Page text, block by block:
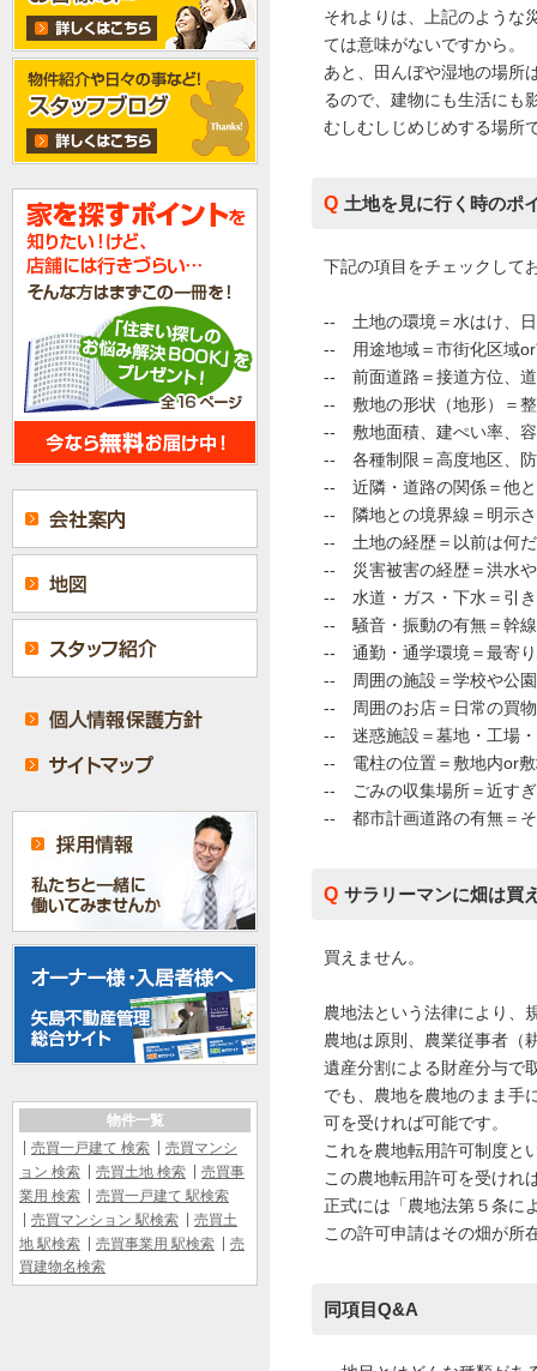
それよりは、上記のような
ては意味がないですから。
あと、田んぼや湿地の場所
るので、建物にも生活にも
むしむしじめじめする場所
土地を見に行く時のポ
下記の項目をチェックして
-- 土地の環境＝水はけ、
-- 用途地域＝市街化区域or
-- 前面道路＝接道方位、
-- 敷地の形状（地形）＝
-- 敷地面積、建ぺい率、
-- 各種制限＝高度地区、
-- 近隣・道路の関係＝他
-- 隣地との境界線＝明示
-- 土地の経歴＝以前は何
-- 災害被害の経歴＝洪水
-- 水道・ガス・下水＝引
-- 騒音・振動の有無＝幹
-- 通勤・通学環境＝最寄
-- 周囲の施設＝学校や公
-- 周囲のお店＝日常の買
-- 迷惑施設＝墓地・工場
-- 電柱の位置＝敷地内or
-- ごみの収集場所＝近す
-- 都市計画道路の有無＝
サラリーマンに畑は買
買えません。
農地法という法律により、
農地は原則、農業従事者（
遺産分割による財産分与で
でも、農地を農地のまま手
可を受ければ可能です。
これを農地転用許可制度と
この農地転用許可を受けれ
正式には「農地法第５条に
この許可申請はその畑が所
同項目Q&A
物件一覧
売買一戸建て 検索
売買マンシ
ョン 検索
売買土地 検索
売買事
業用 検索
売買一戸建て 駅検索
売買マンション 駅検索
売買土
地 駅検索
売買事業用 駅検索
売
買建物名検索